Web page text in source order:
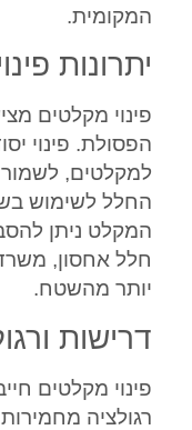
המקומית.
יתרונות
פינוי מקלטים
הפסולת. פינוי
למקלטים, לשמור
החלל לשימוש
המקלט ניתן
חלל אחסון,
יותר מהשטח.
דרישות
פינוי מקלטים
רגולציה